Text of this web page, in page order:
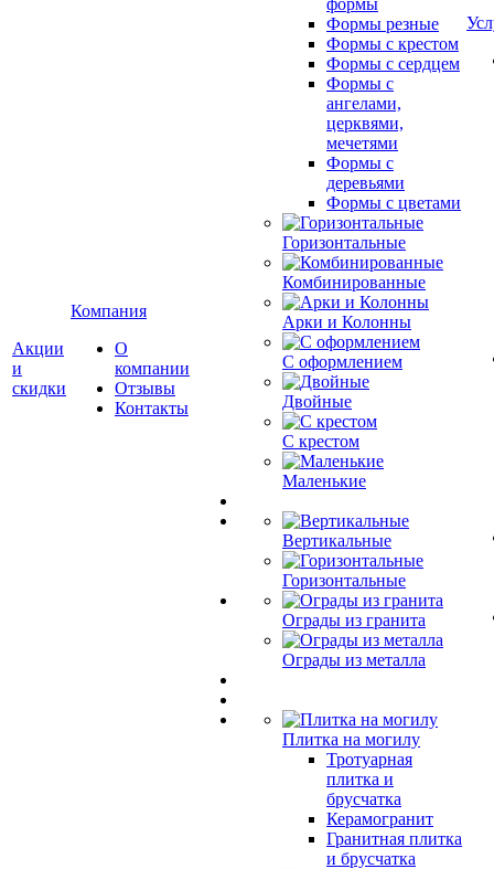
Акции
и
скидки
Компания
О
компании
Отзывы
Контакты
формы
Формы резные
Формы с крестом
Формы с сердцем
Формы с
ангелами,
церквями,
мечетями
Формы с
деревьями
Формы с цветами
Горизонтальные
Комбинированные
Арки и Колонны
С оформлением
Двойные
С крестом
Маленькие
Вертикальные
Горизонтальные
Ограды из гранита
Ограды из металла
Плитка на могилу
Тротуарная
плитка и
брусчатка
Керамогранит
Гранитная плитка
и брусчатка